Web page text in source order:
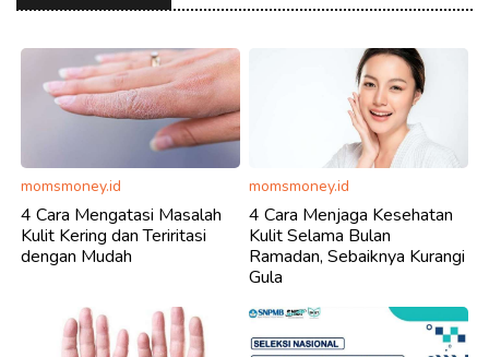
momsmoney.id
4 Cara Mengatasi Masalah
Kulit Kering dan Teriritasi
dengan Mudah
momsmoney.id
4 Cara Menjaga Kesehatan
Kulit Selama Bulan
Ramadan, Sebaiknya Kurangi
Gula